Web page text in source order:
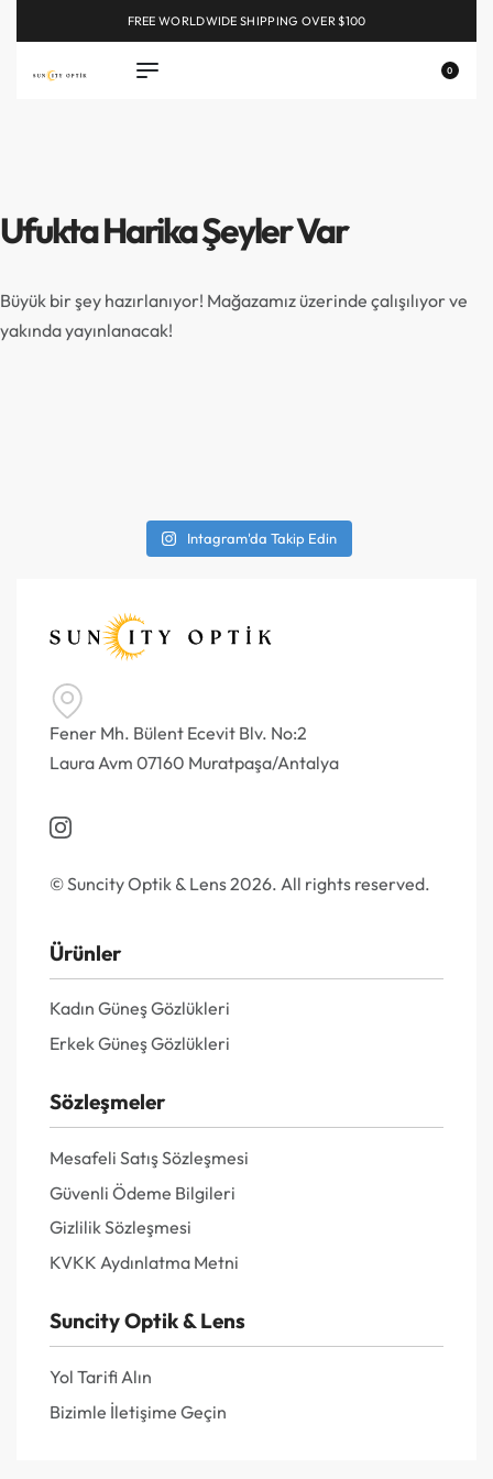
FREE WORLDWIDE SHIPPING OVER $100
0
Ufukta Harika Şeyler Var
Büyük bir şey hazırlanıyor! Mağazamız üzerinde çalışılıyor ve
yakında yayınlanacak!
Intagram'da Takip Edin
Fener Mh. Bülent Ecevit Blv. No:2
Laura Avm 07160 Muratpaşa/Antalya
© Suncity Optik & Lens 2026. All rights reserved.
Ürünler
Kadın Güneş Gözlükleri
Erkek Güneş Gözlükleri
Sözleşmeler
Mesafeli Satış Sözleşmesi
Güvenli Ödeme Bilgileri
Gizlilik Sözleşmesi
KVKK Aydınlatma Metni
Suncity Optik & Lens
Yol Tarifi Alın
Bizimle İletişime Geçin